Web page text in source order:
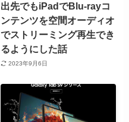
出先でもiPadでBlu-rayコ
ンテンツを空間オーディオ
でストリーミング再生でき
るようにした話
2023年9月6日